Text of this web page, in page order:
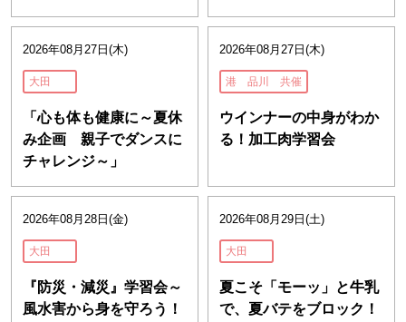
2026年08月27日(木)
大田
「心も体も健康に～夏休
み企画 親子でダンスに
チャレンジ～」
2026年08月27日(木)
港 品川 共催
ウインナーの中身がわか
る！加工肉学習会
2026年08月28日(金)
大田
『防災・減災』学習会～
風水害から身を守ろう！
2026年08月29日(土)
大田
夏こそ「モーッ」と牛乳
で、夏バテをブロック！